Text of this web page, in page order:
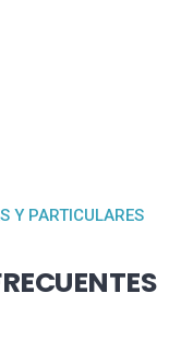
Y PARTICULARES